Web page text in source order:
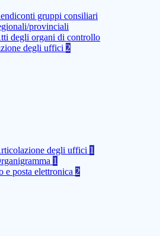
gruppi consiliari
provinciali
degli organi di controllo
degli uffici 2
degli uffici 1
1
e posta elettronica 2